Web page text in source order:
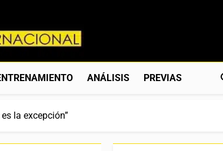
Análisis, Crónicas, Previas Y Más. La
ANÁLISIS PREVIAS
la excepción”